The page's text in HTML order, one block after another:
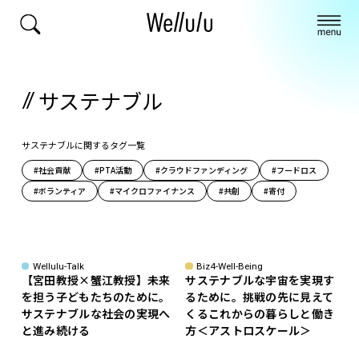
サステナブル
サステナブルに関するタグ一覧
#社会貢献 #PTA活動 #クラウドファンディング
#フードロス
#ボランティア
#マイクロファイナンス #共創 #寄付
Wellulu-Talk
【宮田教授×蟹江教授】未来
を担う子どもたちのために。
サステナブルな社会の実現へ
と進み続ける
Biz4-Well-Being
サステナブルな宇宙を実現す
るために。挑戦の先に見えて
くるこれからの暮らしと働き
方＜アストロスケール＞